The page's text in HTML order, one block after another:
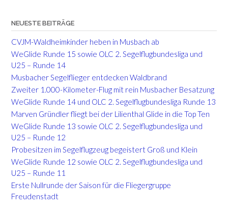
NEUESTE BEITRÄGE
CVJM-Waldheimkinder heben in Musbach ab
WeGlide Runde 15 sowie OLC 2. Segelflugbundesliga und
U25 – Runde 14
Musbacher Segelflieger entdecken Waldbrand
Zweiter 1.000-Kilometer-Flug mit rein Musbacher Besatzung
WeGlide Runde 14 und OLC 2. Segelflugbundesliga Runde 13
Marven Gründler fliegt bei der Lilienthal Glide in die Top Ten
WeGlide Runde 13 sowie OLC 2. Segelflugbundesliga und
U25 – Runde 12
Probesitzen im Segelflugzeug begeistert Groß und Klein
WeGlide Runde 12 sowie OLC 2. Segelflugbundesliga und
U25 – Runde 11
Erste Nullrunde der Saison für die Fliegergruppe
Freudenstadt